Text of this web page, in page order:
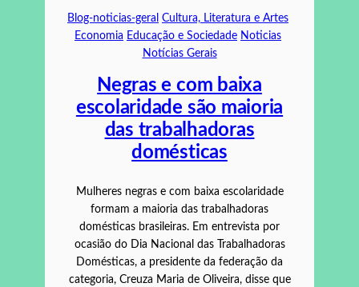
Blog-noticias-geral Cultura, Literatura e Artes
Economia Educação e Sociedade Noticias
Notícias Gerais
Negras e com baixa
escolaridade são maioria
das trabalhadoras
domésticas
Mulheres negras e com baixa escolaridade
formam a maioria das trabalhadoras
domésticas brasileiras. Em entrevista por
ocasião do Dia Nacional das Trabalhadoras
Domésticas, a presidente da federação da
categoria, Creuza Maria de Oliveira, disse que